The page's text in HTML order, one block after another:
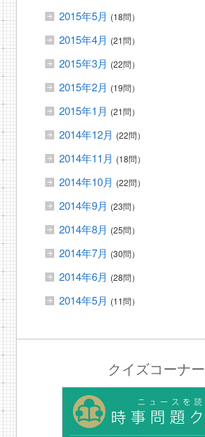
2015年5月 (18問）
2015年4月 (21問）
2015年3月 (22問）
2015年2月 (19問）
2015年1月 (21問）
2014年12月 (22問）
2014年11月 (18問）
2014年10月 (22問）
2014年9月 (23問）
2014年8月 (25問）
2014年7月 (30問）
2014年6月 (28問）
2014年5月 (11問）
クイズコーナー